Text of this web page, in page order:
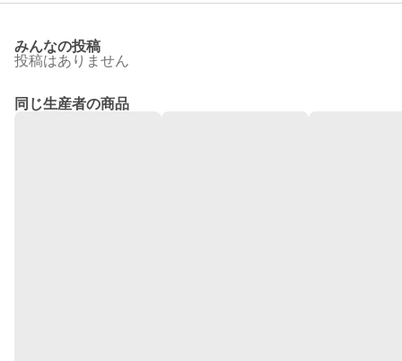
みんなの投稿
投稿はありません
同じ生産者の商品